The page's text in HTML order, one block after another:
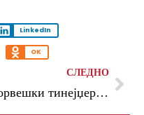
LinkedIn
OK
СЛЕДНО
Норвешки тинејџер уапсен во Велика Британија: Планирал убиство за банда поврзана со Иран